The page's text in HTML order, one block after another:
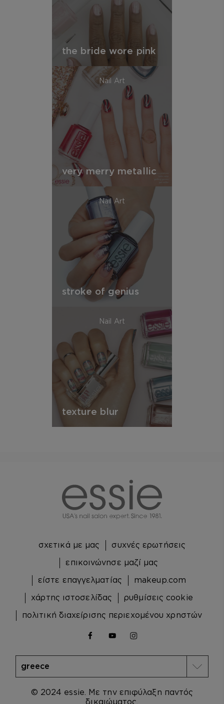
the bride wore pink
Nail Art
very merry metallic
Nail Art
stroke of genius
Nail Art
texture blur
© 2024 essie. Με την επιφύλαξη παντός
δικαιώματος.
σχετικά με μας
συχνές ερωτήσεις
επικοινώνησε μαζί μας
είστε επαγγελματίας
makeup.com
χάρτης ιστοσελίδας
ρυθμίσεις cookie
πολιτική διαχείρισης περιεχομένου χρηστών
facebookyoutubeinstagram